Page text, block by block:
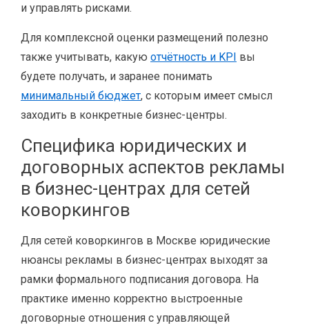
и управлять рисками.
Для комплексной оценки размещений полезно
также учитывать, какую отчётность и KPI вы
будете получать, и заранее понимать
минимальный бюджет, с которым имеет смысл
заходить в конкретные бизнес-центры.
Специфика юридических и
договорных аспектов рекламы
в бизнес-центрах для сетей
коворкингов
Для сетей коворкингов в Москве юридические
нюансы рекламы в бизнес-центрах выходят за
рамки формального подписания договора. На
практике именно корректно выстроенные
договорные отношения с управляющей